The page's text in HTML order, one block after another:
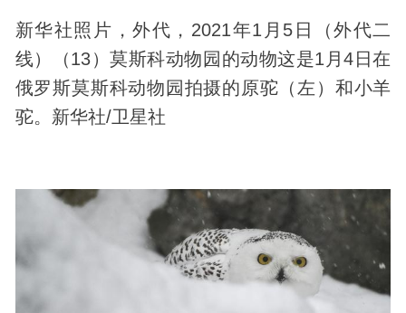
新华社照片，外代，2021年1月5日（外代二
线）（13）莫斯科动物园的动物这是1月4日在
俄罗斯莫斯科动物园拍摄的原驼（左）和小羊
驼。新华社/卫星社